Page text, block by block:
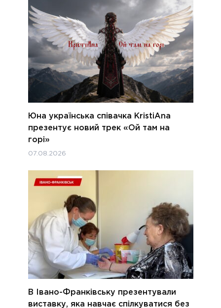
Юна українська співачка KristiAna
презентує новий трек «Ой там на
горі»
07.08.2026
В Івано-Франківську презентували
виставку, яка навчає спілкуватися без